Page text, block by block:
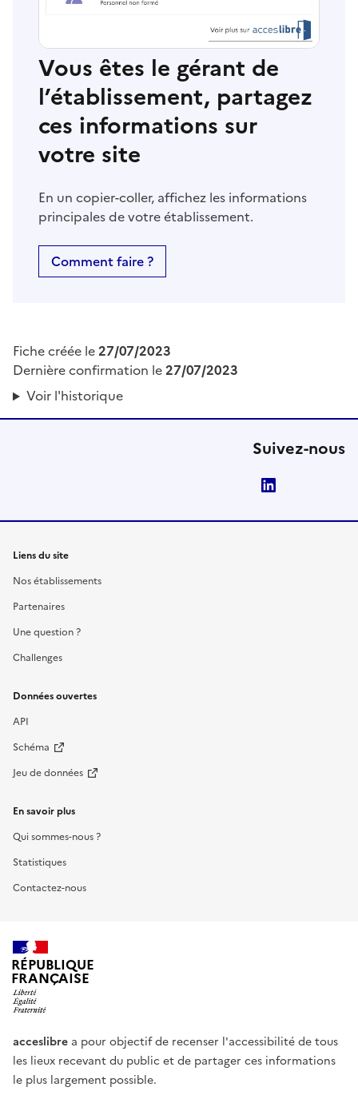
Vous êtes le gérant de
l’établissement, partagez
ces informations sur
votre site
En un copier-coller, affichez les informations
principales de votre établissement.
Comment faire ?
Fiche créée le27/07/2023
Dernière confirmation le27/07/2023
Voir l'historique
Suivez-nous
Liens du site
Nos établissements
Partenaires
Une question ?
Challenges
Données ouvertes
API
Schéma
Jeu de données
En savoir plus
Qui sommes-nous ?
Statistiques
Contactez-nous
RÉPUBLIQUE
FRANÇAISE
acceslibre a pour objectif de recenser l'accessibilité de tous
les lieux recevant du public et de partager ces informations
le plus largement possible.